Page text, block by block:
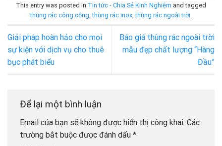
This entry was posted in Tin tức - Chia Sẻ Kinh Nghiệm and tagged
thùng rác công cộng,thùng rác inox,thùng rác ngoài trời.
Giải pháp hoàn hảo cho mọi
sự kiện với dịch vụ cho thuê
bục phát biểu
Báo giá thùng rác ngoài trời
mẫu đẹp chất lượng “Hàng
Đầu”
Để lại một bình luận
Email của bạn sẽ không được hiển thị công khai. Các
trường bắt buộc được đánh dấu *